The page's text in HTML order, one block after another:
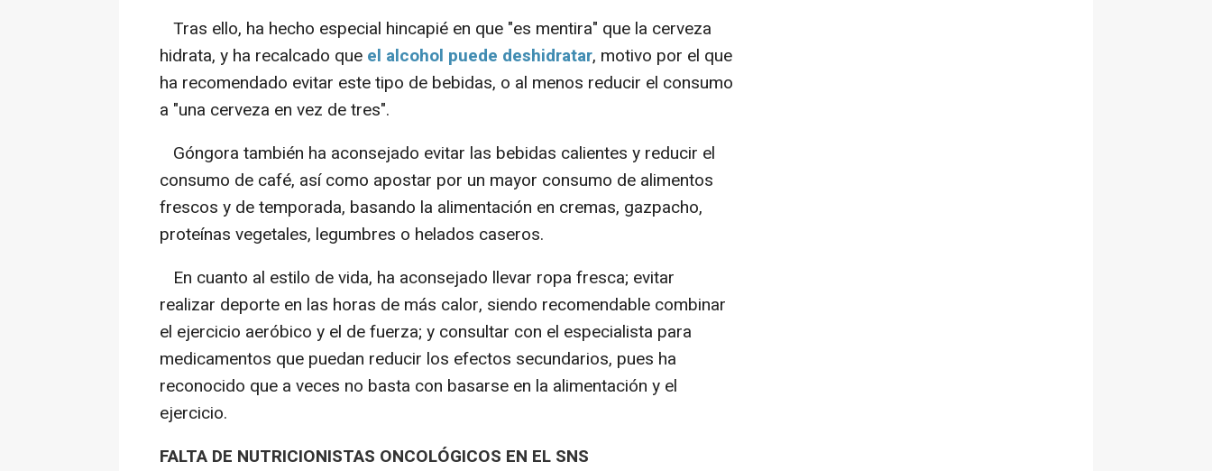
Tras ello, ha hecho especial hincapié en que "es mentira" que la cerveza
hidrata, y ha recalcado que el alcohol puede deshidratar, motivo por el que
ha recomendado evitar este tipo de bebidas, o al menos reducir el consumo
a "una cerveza en vez de tres".
Góngora también ha aconsejado evitar las bebidas calientes y reducir el
consumo de café, así como apostar por un mayor consumo de alimentos
frescos y de temporada, basando la alimentación en cremas, gazpacho,
proteínas vegetales, legumbres o helados caseros.
En cuanto al estilo de vida, ha aconsejado llevar ropa fresca; evitar
realizar deporte en las horas de más calor, siendo recomendable combinar
el ejercicio aeróbico y el de fuerza; y consultar con el especialista para
medicamentos que puedan reducir los efectos secundarios, pues ha
reconocido que a veces no basta con basarse en la alimentación y el
ejercicio.
FALTA DE NUTRICIONISTAS ONCOLÓGICOS EN EL SNS